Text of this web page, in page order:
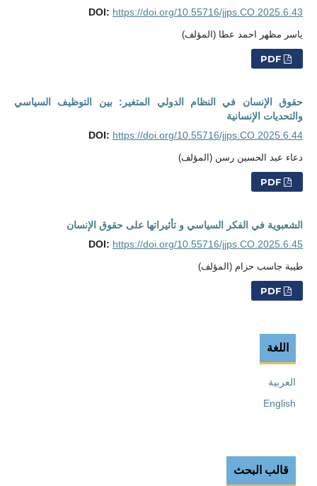
DOI: https://doi.org/10.55716/jjps.CO.2025.6.43
ياسر مظهر احمد عطا (المؤلف)
PDF
حقوق الإنسان في النظام الدولي المتغير: بين التوظيف السياسي
والتحديات الإنسانية
DOI: https://doi.org/10.55716/jjps.CO.2025.6.44
دعاء عبد الحسين رسن (المؤلف)
PDF
الشعبوية في الفكر السياسي و تأثيراتها على حقوق الإنسان
DOI: https://doi.org/10.55716/jjps.CO.2025.6.45
طيبة جاسب حزام (المؤلف)
PDF
اللغة
العربية
English
قالب البحث